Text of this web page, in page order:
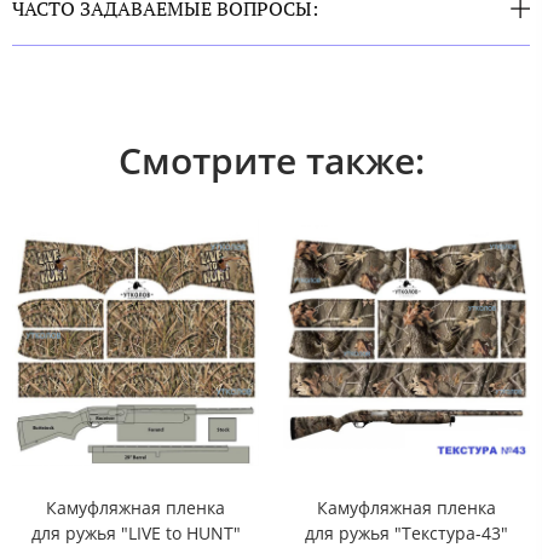
ЧАСТО ЗАДАВАЕМЫЕ ВОПРОСЫ:
Смотрите также:
Камуфляжная пленка
для ружья "LIVE to HUNT"
Камуфляжная пленка
для ружья "Текстура-43"